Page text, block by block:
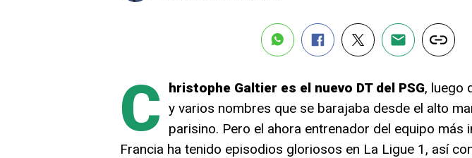
C hristophe Galtier es el nuevo DT del PSG, luego
y varios nombres que se barajaba desde el alto
parisino. Pero el ahora entrenador del equipo más
Francia ha tenido episodios gloriosos en La Ligue 1, así